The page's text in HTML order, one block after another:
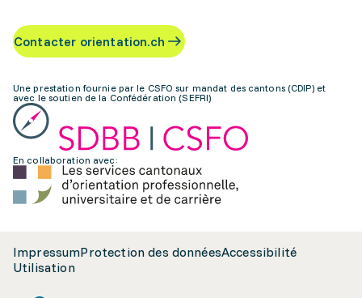
Contacter orientation.ch
Une prestation fournie par le CSFO sur mandat des cantons (CDIP) et
avec le soutien de la Confédération (SEFRI)
En collaboration avec:
ImpressumProtection des donnéesAccessibilité
Utilisation